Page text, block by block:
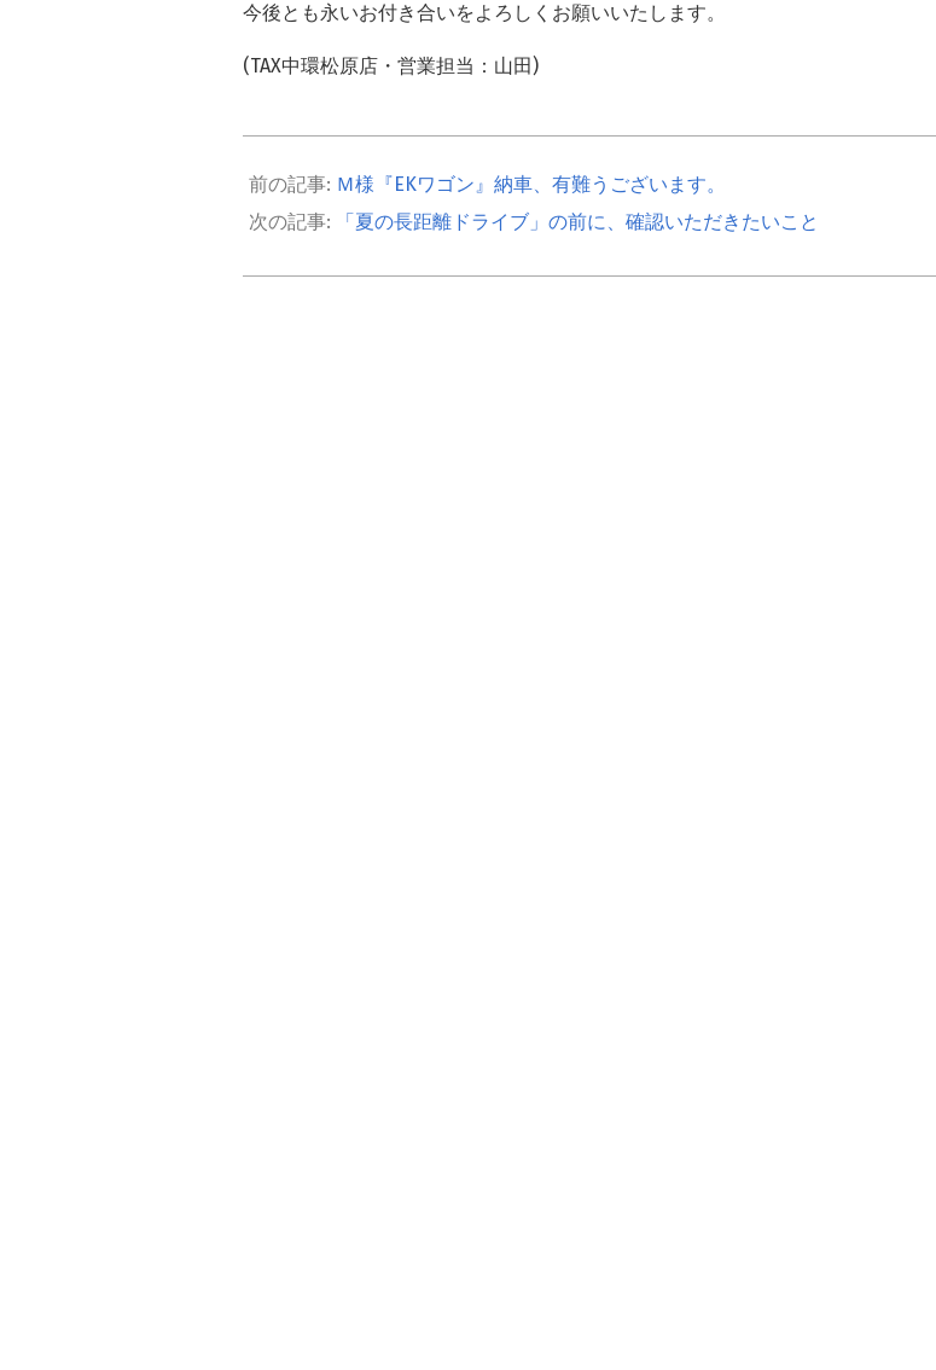
今後とも永いお付き合いをよろしくお願いいたします。
(TAX中環松原店・営業担当：山田)
08-
07
Ｍ様『EKワゴン』納車、有難うございます。
「夏の長距離ドライブ」の前に、確認いただきたいこと